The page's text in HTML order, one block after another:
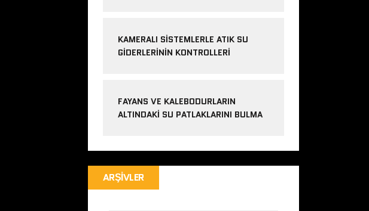
KAMERALI SISTEMLERLE ATIK SU
GIDERLERININ KONTROLLERI
FAYANS VE KALEBODURLARIN
ALTINDAKI SU PATLAKLARINI BULMA
ARŞIVLER